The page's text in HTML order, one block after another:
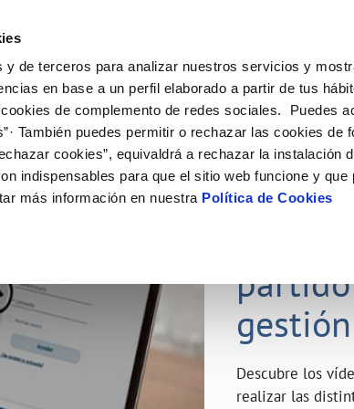
y de terceros para analizar nuestros servicios y
en base a un perfil elaborado a partir de tus
de complemento de redes sociales. Puedes
También puedes permitir o rechazar las cookies de
cookies”, equivaldrá a rechazar la instalación
indispensables para que el sitio web funcione y que
más información en nuestra Política de Cookies
de titular
de suministro
MODIFICACIÓN
Actualizar datos
Actualizar datos
VER TODAS LAS GESTIONES
Tu Servicio
AL CLIENTE
contacto
de fuga interior
COMPROMISO DE
Carta de compromisos
Customer Counsel
Tu Agua
del agua
CUIDADOS DEL AGUA
Consejos de ahorro
Depósitos de reserva
Conócenos
DE GESTIÓN Y CERTIFICADOS
23 ABR 2020
Descubre los
realizar las